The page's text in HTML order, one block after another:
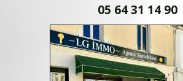
05 64 31 14 90